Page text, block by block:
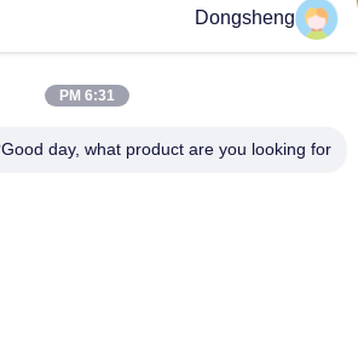
Dongsheng
6:31 PM
Good day, what product are you looking for?